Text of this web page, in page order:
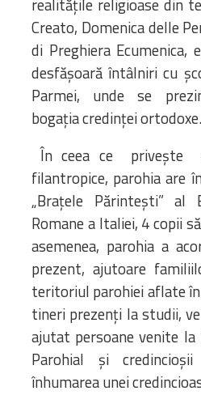
realitățile religioase din
Creato, Domenica delle
di Preghiera Ecumenica,
desfășoară întâlniri cu
Parmei, unde se
bogația credinței ortodoxe.
În ceea ce privește
filantropice, parohia are
„Brațele Părintești” al
Romane a Italiei, 4 copii
asemenea, parohia a
prezent, ajutoare
teritoriul parohiei aflate
tineri prezenți la studii,
ajutat persoane venite
Parohial și
înhumarea unei